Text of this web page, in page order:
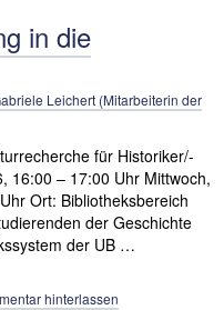
in die
Leichert (Mitarbeiterin der
für Historiker/-
16:00 – 17:00 Uhr Mittwoch,
Ort: Bibliotheksbereich
der Geschichte
der UB …
hinterlassen